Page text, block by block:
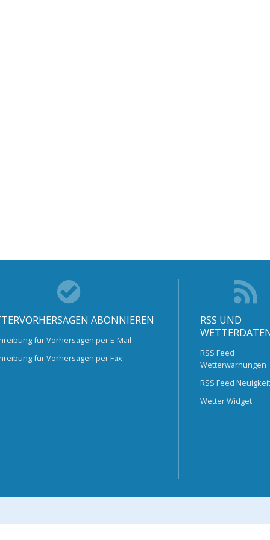
ABONNIEREN
für Vorhersagen per E-Mail
für Vorhersagen per Fax
RSS UND
RSS Feed
Wetterwarnungen
RSS Feed
Wetter Widget